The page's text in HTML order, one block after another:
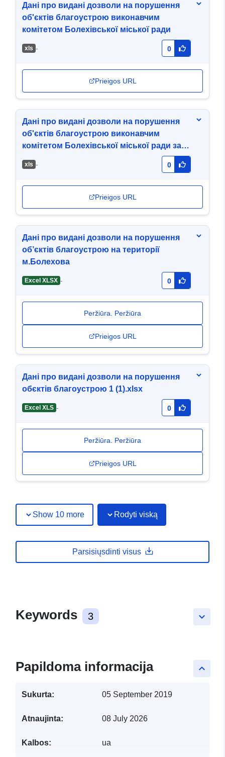
Дані про видані дозволи на порушення
об'єктів благоустрою виконавчим
комітетом Болехівської міської ради
хls - 0
Prieigos URL
Дані про видані дозволи на порушення
об'єктів благоустрою виконавчим
комітетом Болехівської міської ради за
хls - 0
Prieigos URL
Дані про видані дозволи на порушення
об’єктів благоустрою на території
м.Болехова
Excel XLSX - 0
Peržiūra. Peržiūra
Prieigos URL
Дані про видані дозволи на порушення
обєктів благоустрою 1 (1).xlsx
Excel XLS - 0
Peržiūra. Peržiūra
Prieigos URL
Show 10 more Rodyti viską
Parsisiųsdinti visus
keyboard_arrow_down
Keywords 3
keyboard_arrow_up
Papildoma informacija
Sukurta: 05 September 2019
Atnaujinta: 08 July 2026
Kalbos: ua